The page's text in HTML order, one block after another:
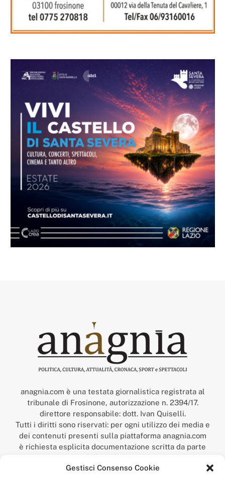
Gestisci Consenso Cookie
anagnia.com è una testata giornalistica registrata al
tribunale di Frosinone, autorizzazione n. 2394/17.
direttore responsabile: dott. Ivan Quiselli.
Tutti i diritti sono riservati: per ogni utilizzo dei media e
dei contenuti presenti sulla piattaforma anagnia.com
è richiesta esplicita documentazione scritta da parte
della redazione.
“Anagnia” è un marchio registrato presso l’Ufficio Italiano